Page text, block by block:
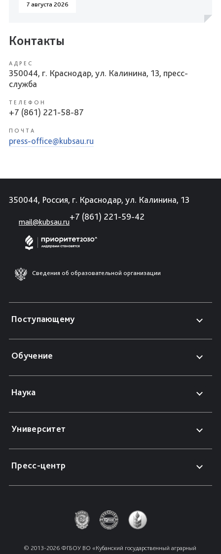
7 августа 2026
Контакты
АДРЕС
350044, г. Краснодар, ул. Калинина, 13, пресс-
служба
ТЕЛЕФОН
+7 (861) 221-58-87
ПОЧТА
press-office@kubsau.ru
350044, Россия, г. Краснодар, ул. Калинина, 13
mail@kubsau.ru
+7 (861) 221-59-42
Сведения об образовательной организации
Поступающему
Обучение
Наука
Университет
Пресс-центр
© 2013-2026 ФГБОУ ВО «Кубанский государственный аграрный